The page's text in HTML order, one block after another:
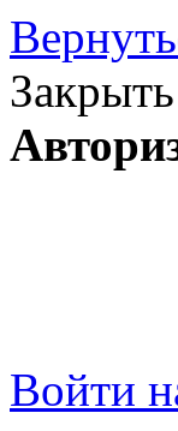
Закрыть
Войти